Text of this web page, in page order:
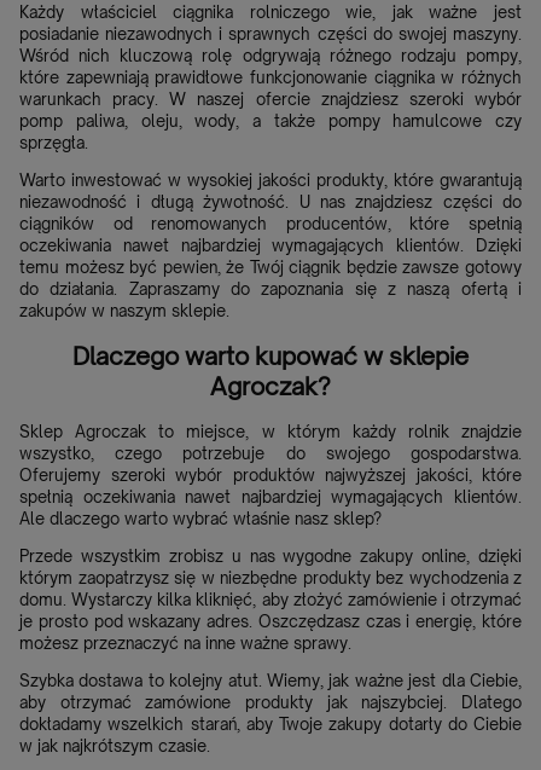
Każdy właściciel ciągnika rolniczego wie, jak ważne jest
posiadanie niezawodnych i sprawnych części do swojej maszyny.
Wśród nich kluczową rolę odgrywają różnego rodzaju pompy,
które zapewniają prawidłowe funkcjonowanie ciągnika w różnych
warunkach pracy. W naszej ofercie znajdziesz szeroki wybór
pomp paliwa, oleju, wody, a także pompy hamulcowe czy
sprzęgła.
Warto inwestować w wysokiej jakości produkty, które gwarantują
niezawodność i długą żywotność. U nas znajdziesz części do
ciągników od renomowanych producentów, które spełnią
oczekiwania nawet najbardziej wymagających klientów. Dzięki
temu możesz być pewien, że Twój ciągnik będzie zawsze gotowy
do działania. Zapraszamy do zapoznania się z naszą ofertą i
zakupów w naszym sklepie.
Dlaczego warto kupować w sklepie
Agroczak?
Sklep Agroczak to miejsce, w którym każdy rolnik znajdzie
wszystko, czego potrzebuje do swojego gospodarstwa.
Oferujemy szeroki wybór produktów najwyższej jakości, które
spełnią oczekiwania nawet najbardziej wymagających klientów.
Ale dlaczego warto wybrać właśnie nasz sklep?
Przede wszystkim zrobisz u nas wygodne zakupy online, dzięki
którym zaopatrzysz się w niezbędne produkty bez wychodzenia z
domu. Wystarczy kilka kliknięć, aby złożyć zamówienie i otrzymać
je prosto pod wskazany adres. Oszczędzasz czas i energię, które
możesz przeznaczyć na inne ważne sprawy.
Szybka dostawa to kolejny atut. Wiemy, jak ważne jest dla Ciebie,
aby otrzymać zamówione produkty jak najszybciej. Dlatego
dokładamy wszelkich starań, aby Twoje zakupy dotarły do Ciebie
w jak najkrótszym czasie.